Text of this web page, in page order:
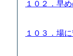
１０２．早
１０３．場